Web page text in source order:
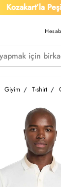
Kozakart’la
Giyim T-shirt